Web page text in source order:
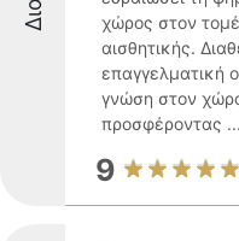
χώρος στον
αισθητικής.
επαγγελματική
γνώση στον
προσφέροντας ...
9